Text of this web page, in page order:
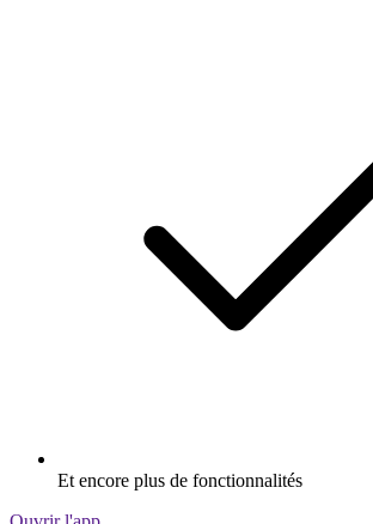
Et encore plus de fonctionnalités